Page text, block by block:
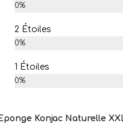
0%
2 Étoiles
0%
1 Étoiles
0%
Konjac Naturelle